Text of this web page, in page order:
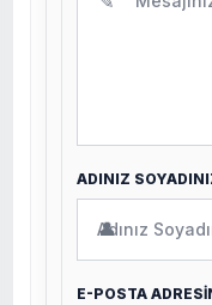
ADINIZ
👤
E-POSTA